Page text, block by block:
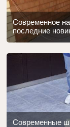
Современное
последние
Современные